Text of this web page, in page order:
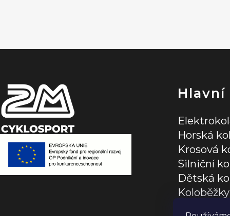
a
Horská
Krosová
Silniční
Dětská
Koloběžky